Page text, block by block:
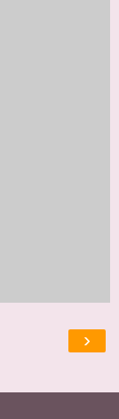
›